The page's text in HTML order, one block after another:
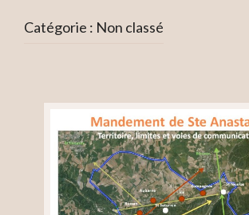
Catégorie : Non classé